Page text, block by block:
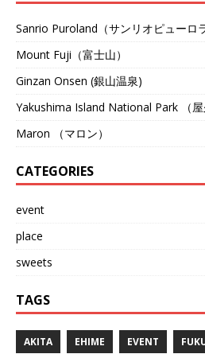
Sanrio Puroland（サンリオピューロ
Mount Fuji（富士山）
Ginzan Onsen (銀山温泉)
Yakushima Island National Park （屋
Maron （マロン）
CATEGORIES
event
place
sweets
TAGS
AKITA EHIME EVENT